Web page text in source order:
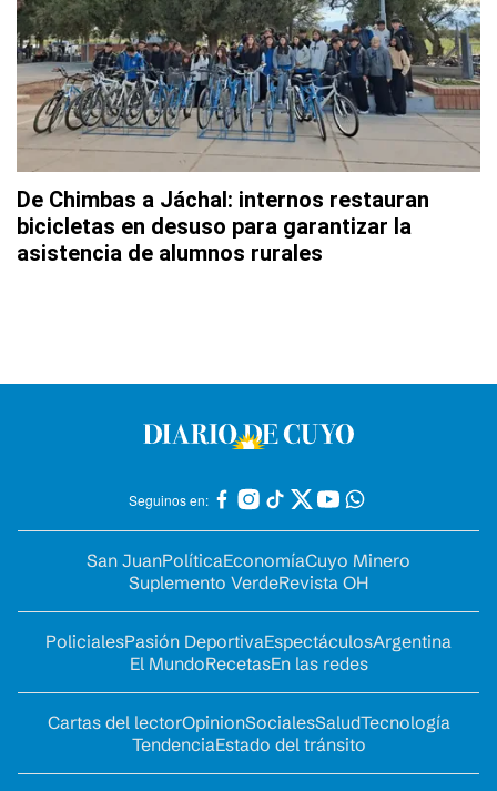
De Chimbas a Jáchal: internos restauran
bicicletas en desuso para garantizar la
asistencia de alumnos rurales
Seguinos en:
San JuanPolíticaEconomíaCuyo Minero
Suplemento VerdeRevista OH
PolicialesPasión DeportivaEspectáculosArgentina
El MundoRecetasEn las redes
Cartas del lectorOpinionSocialesSaludTecnología
TendenciaEstado del tránsito